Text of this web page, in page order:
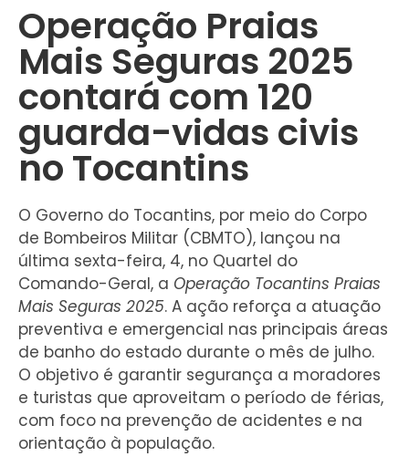
Operação Praias
Mais Seguras 2025
contará com 120
guarda-vidas civis
no Tocantins
O Governo do Tocantins, por meio do Corpo
de Bombeiros Militar (CBMTO), lançou na
última sexta-feira, 4, no Quartel do
Comando-Geral, a Operação Tocantins Praias
Mais Seguras 2025. A ação reforça a atuação
preventiva e emergencial nas principais áreas
de banho do estado durante o mês de julho.
O objetivo é garantir segurança a moradores
e turistas que aproveitam o período de férias,
com foco na prevenção de acidentes e na
orientação à população.